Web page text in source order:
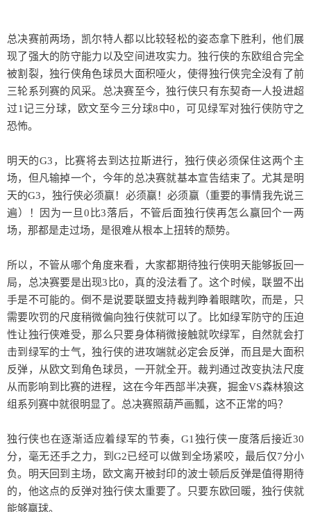
总决赛前两场，凯尔特人都以比较轻松的姿态拿下胜利，他们展
现了强大的防守能力以及空间进攻实力。独行侠的东欧组合完全
被割裂，独行侠角色球员大面积哑火，使得独行侠完全没有了前
三轮系列赛的风采。总决赛至今，独行侠只有东契奇一人投进超
过1记三分球，欧文至今三分球8中0，可见绿军对独行侠防守之
恐怖。
明天的G3，比赛将去到达拉斯进行，独行侠必须保住这两个主
场，但凡输掉一个，今年的总决赛就基本宣告结束了。尤其是明
天的G3，独行侠必须赢！必须赢！必须赢（重要的事情我先说三
遍）！因为一旦0比3落后，不管后面独行侠再怎么赢回个一两
场，那都是走过场，是很难从根本上扭转的颓势。
所以，不管从哪个角度来看，大家都期待独行侠明天能够扳回一
局，总决赛要是出现3比0，真的没法看了。这个时候，联盟不出
手是不可能的。倒不是说要联盟支持裁判睁着眼瞎吹，而是，只
需要吹罚的尺度稍微偏向独行侠就可以了。比如绿军防守的压迫
性让独行侠难受，那么只要身体稍微接触就吹绿军，自然就会打
击到绿军的士气，独行侠的进攻端就必定会反弹，而且是大面积
反弹，从欧文到角色球员，一开就全开。裁判通过改变执法尺度
从而影响到比赛的进程，这在今年西部半决赛，掘金VS森林狼这
组系列赛中就很明显了。总决赛照葫芦画瓢，这不正常的吗？
独行侠也在逐渐适应着绿军的节奏，G1独行侠一度落后接近30
分，毫无还手之力，到G2已经可以做到全场紧咬，最后仅7分小
负。明天回到主场，欧文离开被封印的波士顿后反弹是值得期待
的，他这点的反弹对独行侠太重要了。只要东欧回暖，独行侠就
能够赢球。